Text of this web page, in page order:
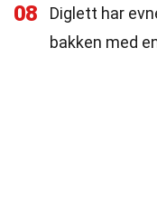
08
Diglett har
bakken med